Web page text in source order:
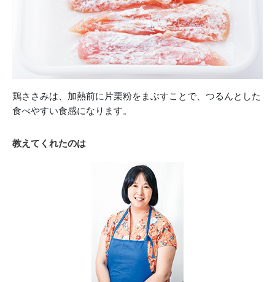
鶏ささみは、加熱前に片栗粉をまぶすことで、つるんとした
食べやすい食感になります。
教えてくれたのは